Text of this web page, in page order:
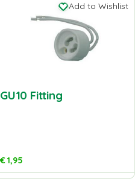
Add to Wishlist
GU10 Fitting
€1,95